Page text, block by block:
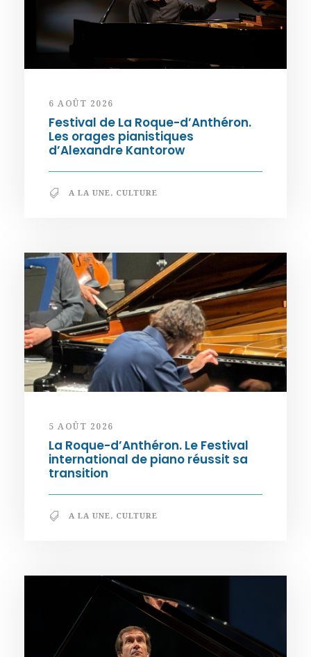
6 AOÛT 2026
Festival de La Roque-d’Anthéron.
Les orages pianistiques
d’Alexandre Kantorow
A LA UNE, CULTURE
5 AOÛT 2026
La Roque-d’Anthéron. Le Festival
international de piano réussit sa
transition
A LA UNE, CULTURE